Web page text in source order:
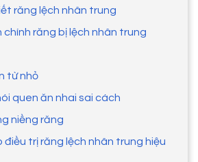
răng lệch nhân trung
chính răng bị lệch nhân trung
từ nhỏ
quen ăn nhai sai cách
niềng răng
điều trị răng lệch nhân trung hiệu